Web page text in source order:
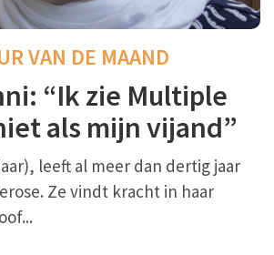
VAN DE MAAND
“Ik zie Multiple
als mijn vijand”
leeft al meer dan dertig jaar
Ze vindt kracht in haar